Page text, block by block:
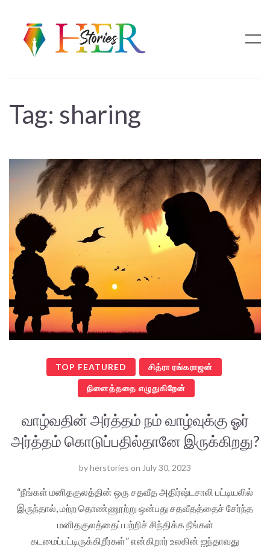
Tag: sharing
TOP FEATURED சித்ரா ரங்கராஜன்
நினைத்ததை எழுதுகிறேன்
வாழ்வதின் அர்த்தம் நம் வாழ்வுக்கு ஓர்
அர்த்தம் கொடுப்பதில்தானே இருக்கிறது?
byherstories on July 30, 2023
“நீங்கள் மனிதகுலத்தின் ஒரு சதவீத அதிர்ஷ்டசாலி பட்டியலில்
இருந்தால், மற்ற தொண்ணூற்று ஒன்பது சதவீதத்தைச் சேர்ந்த
மனிதகுலத்தைப் பற்றிச் சிந்திக்க நீங்கள்
கடமைப்பட்டிருக்கிறீர்கள்” என்கிறார் உலகின் ஐந்தாவது